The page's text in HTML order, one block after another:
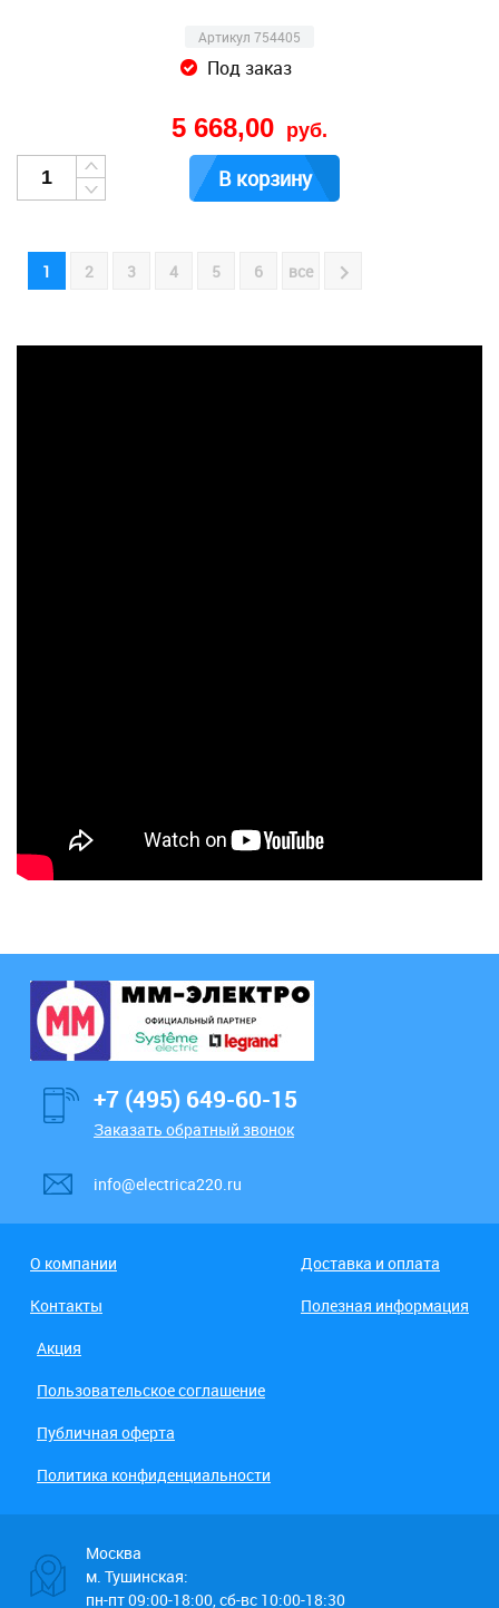
Артикул 754405
Под заказ
5 668,00 руб.
В корзину
1 2 3 4 5 6 все
+7 (495) 649-60-15
Заказать обратный звонок
info@electrica220.ru
О компании
Доставка и оплата
Контакты
Полезная информация
Акция
Пользовательское соглашение
Публичная оферта
Политика конфиденциальности
Москва
м. Тушинская:
пн-пт 09:00-18:00, сб-вс 10:00-18:30